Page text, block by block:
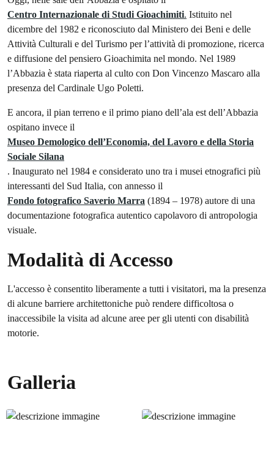
Centro Internazionale di Studi Gioachimiti. Istituito nel
dicembre del 1982 e riconosciuto dal Ministero dei Beni e delle
Attività Culturali e del Turismo per l’attività di promozione, ricerca
e diffusione del pensiero Gioachimita nel mondo. Nel 1989
l’Abbazia è stata riaperta al culto con Don Vincenzo Mascaro alla
presenza del Cardinale Ugo Poletti.
E ancora, il pian terreno e il primo piano dell’ala est dell’Abbazia
ospitano invece il
Museo Demologico dell’Economia, del Lavoro e della Storia
Sociale Silana
. Inaugurato nel 1984 e considerato uno tra i musei etnografici più
interessanti del Sud Italia, con annesso il
Fondo fotografico Saverio Marra (1894 – 1978) autore di una
documentazione fotografica autentico capolavoro di antropologia
visuale.
Modalità di Accesso
L'accesso è consentito liberamente a tutti i visitatori, ma la presenza
di alcune barriere architettoniche può rendere difficoltosa o
inaccessibile la visita ad alcune aree per gli utenti con disabilità
motorie.
Galleria